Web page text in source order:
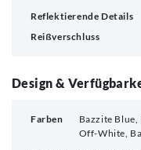
Reflektierende Details
Reißverschluss
Design &
Farben
Bazzite Blue,
Off-White,